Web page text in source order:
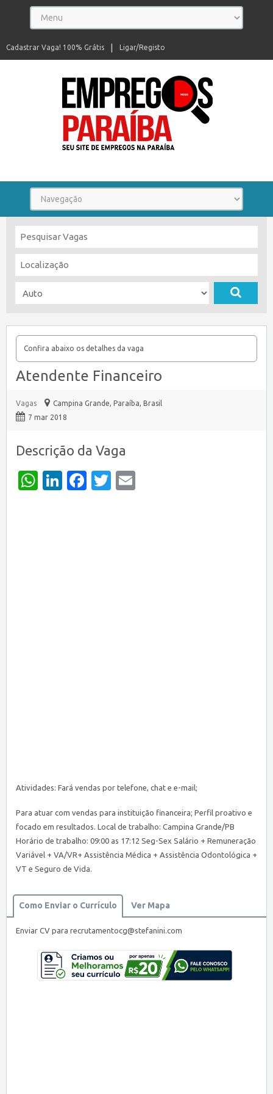
Ligar/Registo
Cadastrar Vaga! 100% Grátis
Confira abaixo os detalhes da vaga
Atendente Financeiro
Vagas Campina Grande, Paraíba, Brasil
7 mar 2018
Descrição da Vaga
WhatsApp
LinkedIn
Facebook
Twitter
Atividades: Fará vendas por telefone, chat e e-mail;
Para atuar com vendas para instituição financeira; Perfil proativo e
focado em resultados. Local de trabalho: Campina Grande/PB
Horário de trabalho: 09:00 as 17:12 Seg-Sex Salário + Remuneração
Variável + VA/VR+ Assistência Médica + Assistência Odontológica +
VT e Seguro de Vida.
Como Enviar o Currículo Ver Mapa
Enviar CV para recrutamentocg@stefanini.com